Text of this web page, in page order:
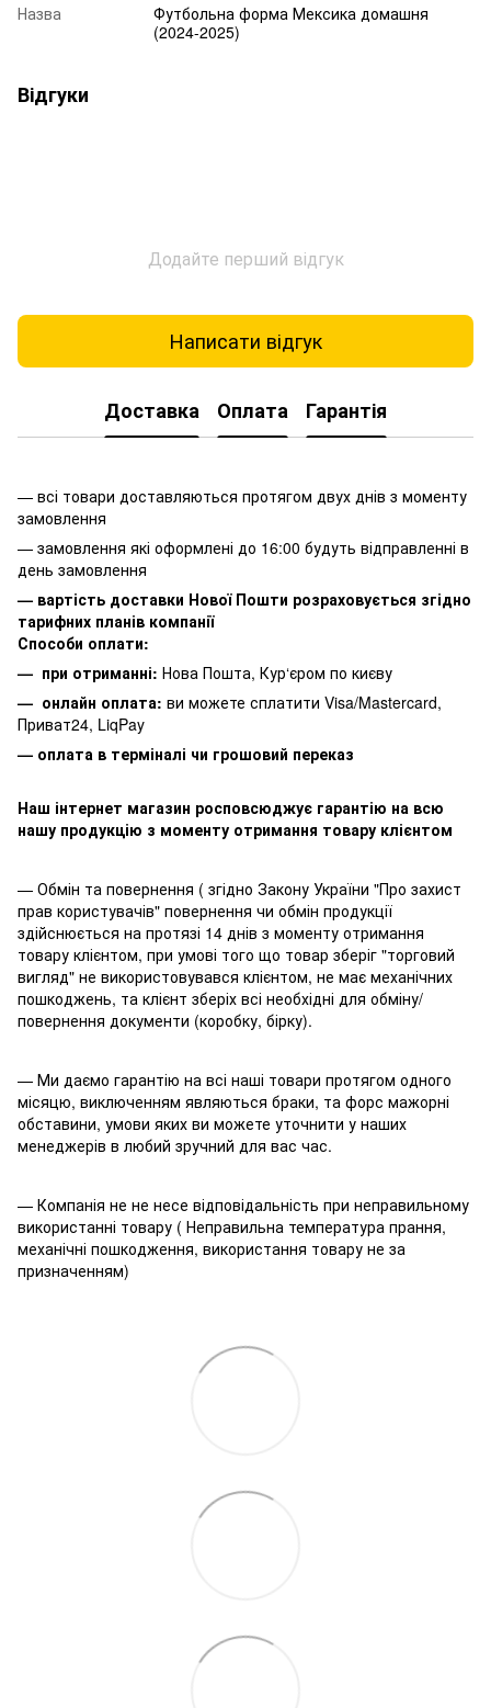
Назва
Футбольна форма Мексика домашня
(2024-2025)
Відгуки
Додайте перший відгук
Написати відгук
Доставка Оплата Гарантія
— всі товари доставляються протягом двух днів з моменту
замовлення
— замовлення які оформлені до 16:00 будуть відправленні в
день замовлення
— вартість доставки Нової Пошти розраховується згідно
тарифних планів компанії
Способи оплати:
— при отриманні: Нова Пошта, Кур‘єром по києву
— онлайн оплата: ви можете сплатити Visa/Mastercard,
Приват24, LiqPay
— оплата в терміналі чи грошовий переказ
Наш інтернет магазин росповсюджує гарантію на всю
нашу продукцію з моменту отримання товару клієнтом
— Обмін та повернення ( згідно Закону України "Про захист
прав користувачів" повернення чи обмін продукції
здійснюється на протязі 14 днів з моменту отримання
товару клієнтом, при умові того що товар зберіг "торговий
вигляд" не використовувався клієнтом, не має механічних
пошкоджень, та клієнт зберіх всі необхідні для обміну/
повернення документи (коробку, бірку).
— Ми даємо гарантію на всі наші товари протягом одного
місяцю, виключенням являються браки, та форс мажорні
обставини, умови яких ви можете уточнити у наших
менеджерів в любий зручний для вас час.
— Компанія не не несе відповідальність при неправильному
використанні товару ( Неправильна температура прання,
механічні пошкодження, використання товару не за
призначенням)